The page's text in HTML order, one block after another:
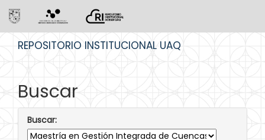
REPOSITORIO INSTITUCIONAL UAQ
Buscar
Buscar: